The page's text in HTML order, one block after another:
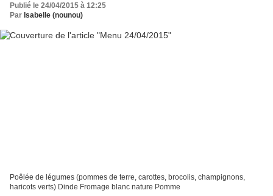
Publié le 24/04/2015 à 12:25
Par Isabelle (nounou)
Poêlée de légumes (pommes de terre, carottes, brocolis, champignons,
haricots verts) Dinde Fromage blanc nature Pomme